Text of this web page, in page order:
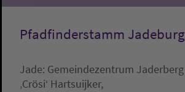
Pfadfinderstamm Jadeburg
Jade: Gemeindezentrum Jaderberg
‚Crösi‘ Hartsuijker,